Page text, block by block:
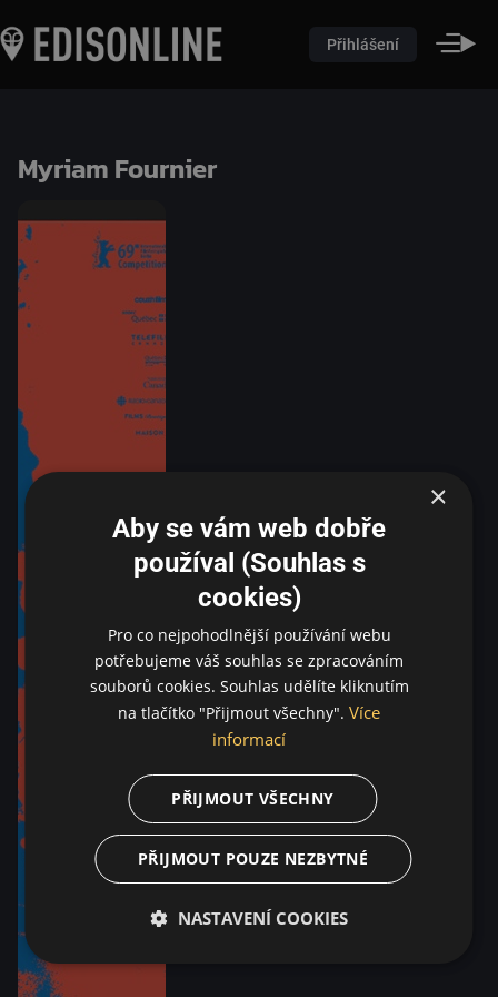
Přihlášení
Myriam Fournier
×
Aby se vám web dobře
používal (Souhlas s
cookies)
Pro co nejpohodlnější používání webu
potřebujeme váš souhlas se zpracováním
souborů cookies. Souhlas udělíte kliknutím
na tlačítko "Přijmout všechny". Více
informací
PŘIJMOUT VŠECHNY
PŘIJMOUT POUZE NEZBYTNÉ
NASTAVENÍ COOKIES